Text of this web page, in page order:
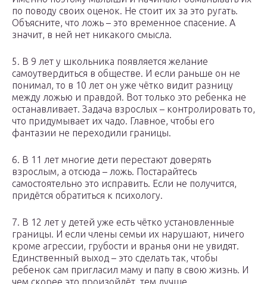
по поводу своих оценок. Не стоит их за это ругать.
Объясните, что ложь – это временное спасение. А
значит, в ней нет никакого смысла.
5. В 9 лет у школьника появляется желание
самоутвердиться в обществе. И если раньше он не
понимал, то в 10 лет он уже чётко видит разницу
между ложью и правдой. Вот только это ребенка не
останавливает. Задача взрослых – контролировать то,
что придумывает их чадо. Главное, чтобы его
фантазии не переходили границы.
6. В 11 лет многие дети перестают доверять
взрослым, а отсюда – ложь. Постарайтесь
самостоятельно это исправить. Если не получится,
придётся обратиться к психологу.
7. В 12 лет у детей уже есть чётко установленные
границы. И если члены семьи их нарушают, ничего
кроме агрессии, грубости и вранья они не увидят.
Единственный выход – это сделать так, чтобы
ребенок сам пригласил маму и папу в свою жизнь. И
чем скорее это произойдёт, тем лучше.